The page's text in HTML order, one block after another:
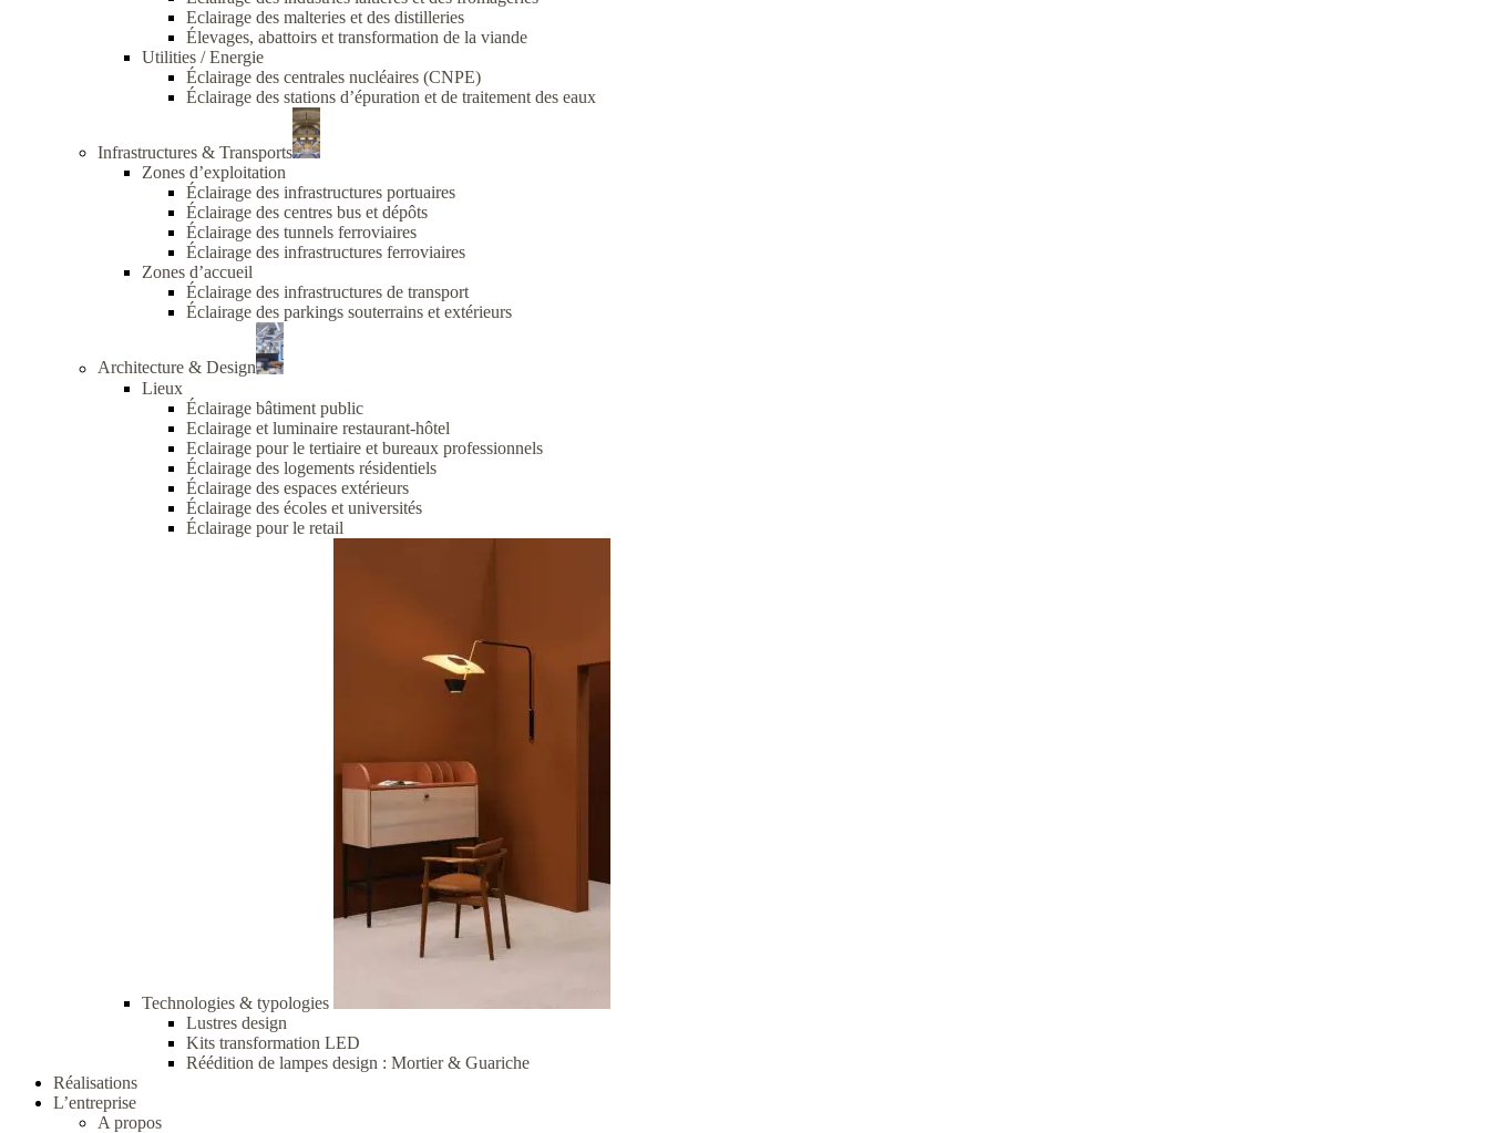
Eclairage des malteries et des distilleries
Élevages, abattoirs et transformation de la viande
Utilities / Energie
Éclairage des centrales nucléaires (CNPE)
Éclairage des stations d’épuration et de traitement des eaux
Infrastructures & Transports
Zones d’exploitation
Éclairage des infrastructures portuaires
Éclairage des centres bus et dépôts
Éclairage des tunnels ferroviaires
Éclairage des infrastructures ferroviaires
Zones d’accueil
Éclairage des infrastructures de transport
Éclairage des parkings souterrains et extérieurs
Architecture & Design
Lieux
Éclairage bâtiment public
Eclairage et luminaire restaurant-hôtel
Eclairage pour le tertiaire et bureaux professionnels
Éclairage des logements résidentiels
Éclairage des espaces extérieurs
Éclairage des écoles et universités
Éclairage pour le retail
Technologies & typologies
Lustres design
Kits transformation LED
Réédition de lampes design : Mortier & Guariche
Réalisations
L’entreprise
A propos